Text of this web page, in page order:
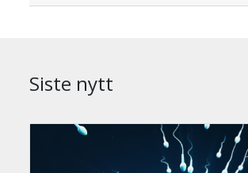
Siste nytt